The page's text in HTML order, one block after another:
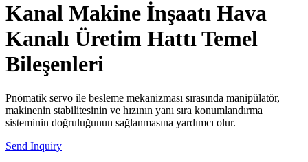
Kanal Makine İnşaatı Hava
Kanalı Üretim Hattı Temel
Bileşenleri
Pnömatik servo ile besleme mekanizması sırasında manipülatör,
makinenin stabilitesinin ve hızının yanı sıra konumlandırma
sisteminin doğruluğunun sağlanmasına yardımcı olur.
Send Inquiry